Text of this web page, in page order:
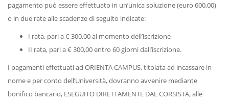
pagamento può essere effettuato in un’unica soluzione (euro 600,00)
o in due rate alle scadenze di seguito indicate:
I rata, pari a € 300,00 al momento dell’iscrizione
II rata, pari a € 300,00 entro 60 giorni dall’iscrizione.
I pagamenti effettuati ad ORIENTA CAMPUS, titolata ad incassare in
nome e per conto dell’Università, dovranno avvenire mediante
bonifico bancario, ESEGUITO DIRETTAMENTE DAL CORSISTA, alle